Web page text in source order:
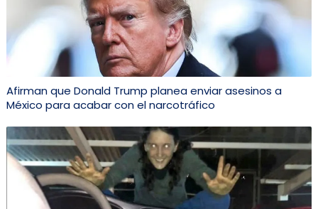
Afirman que Donald Trump planea enviar asesinos a
México para acabar con el narcotráfico